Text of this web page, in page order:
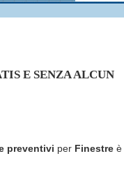
E SENZA ALCUN
preventivi per Finestreè